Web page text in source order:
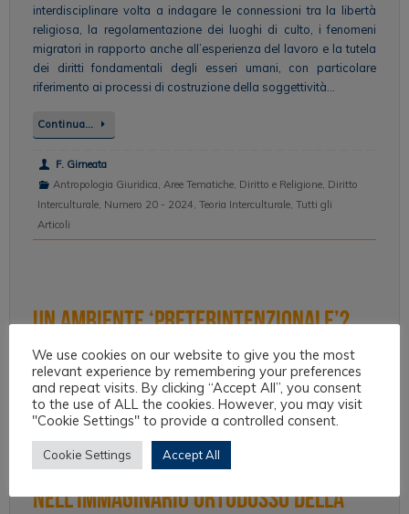
interdisciplinare volta a indagare le connessioni tra la libertà
religiosa, la regolamentazione dei luoghi di culto, i fenomeni
migratori in rapporto anche all’esperienza del lavoro e la tutela
dei diritti fondamentali degli esseri umani, con particolare
riferimento ai processi di costruzione della soggettività…
Continua…
F. Girneata
Antropologia Giuridica, Aree Tematiche, Diritto e Religione, Diritto
Interculturale, Numero 20 - 2024, Teoria Interculturale, Tutti gli
Articoli
Un ambiente ‘preterintenzionale’?
Radici del dualismo
soggettivo/oggettivo nella
transizione ecologica europea
(Un’indagine etno-giuridica
nell’immaginario ortodosso della
We use cookies on our website to give you the most
relevant experience by remembering your preferences
and repeat visits. By clicking “Accept All”, you consent
to the use of ALL the cookies. However, you may visit
"Cookie Settings" to provide a controlled consent.
Cookie Settings Accept All